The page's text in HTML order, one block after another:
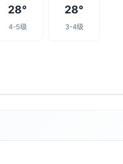
28°
4-5级
28°
3-4级